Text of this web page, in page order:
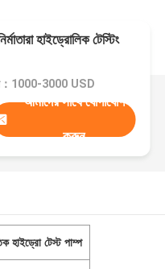
হাইড্রোলিক টেস্টিং
：1000-3000 USD
আমাদের সাথে যোগাযোগ
করুন
হাইড্রো টেস্ট পাম্প